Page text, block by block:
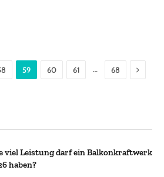
59 60 61 … 68 Next
viel Leistung darf ein Balkonkraftwerk
haben?